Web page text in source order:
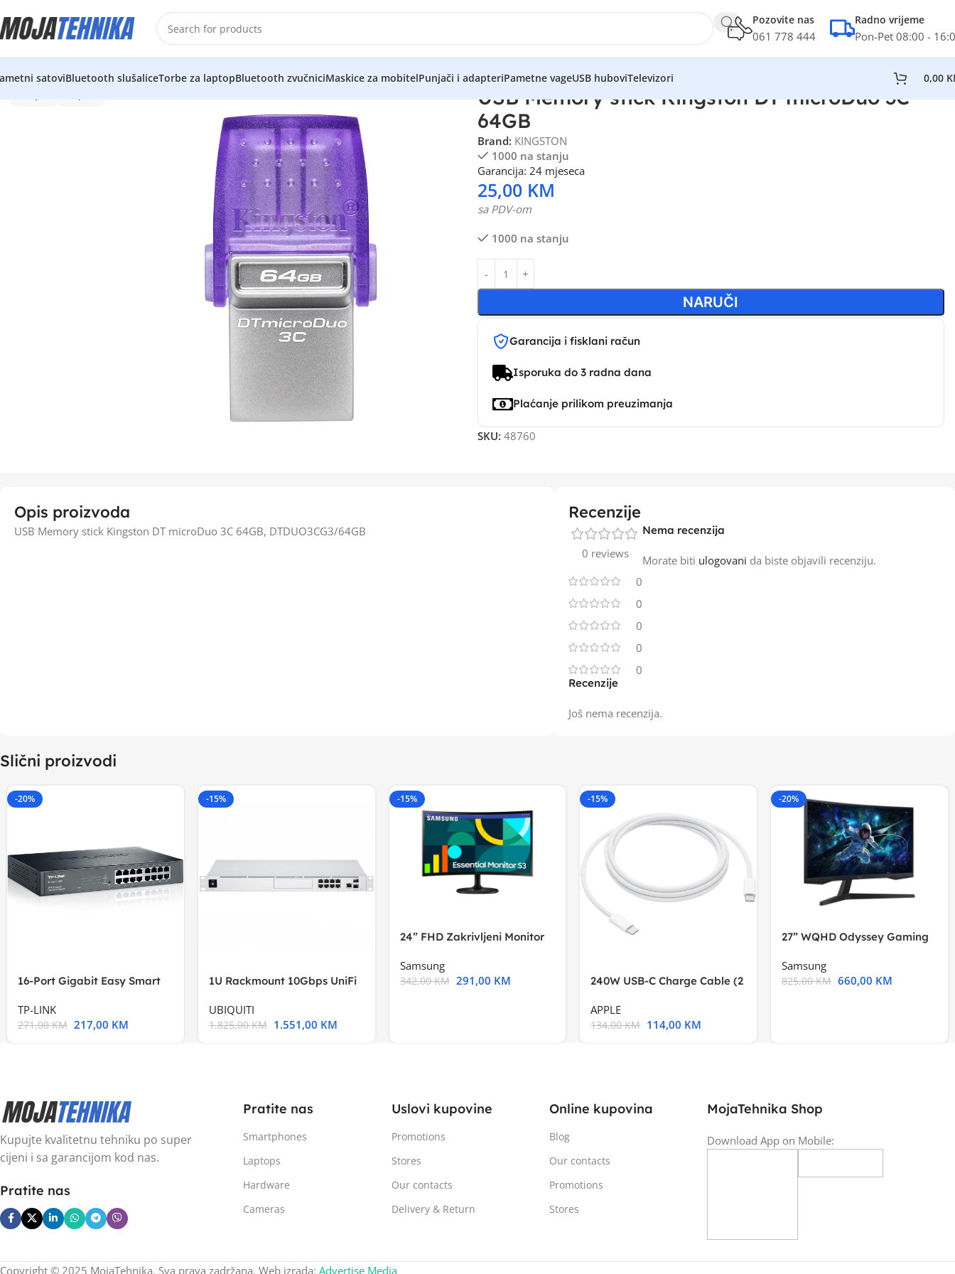
Pozovite nas
061 778 444
Radno vrijeme
Pon-Pet 08:00 -
satoviBluetooth slušaliceTorbe za laptopBluetooth zvučniciMaskice za mobitelPunjači i adapteriPametne vageUSB huboviTelevizori 0,00
USB Memory stick Kingston DT microDuo 3C
64GB
Brand: KINGSTON
1000 na stanju
Garancija: 24 mjeseca
25,00 KM
sa PDV-om
1000 na stanju
NARUČI
Garancija i fisklani račun
Isporuka do 3 radna dana
Plaćanje prilikom preuzimanja
SKU: 48760
Opis proizvoda
USB Memory stick Kingston DT microDuo 3C 64GB, DTDUO3CG3/64GB
Recenzije
0 reviews
0
0
0
0
0
Recenzije
Još nema recenzija.
Nema recenzija
Morate biti ulogovani da biste objavili recenziju.
Slični proizvodi
-20%
16-Port Gigabit Easy Smart
TP-LINK
271,00KM 217,00 KM
-15%
1U Rackmount 10Gbps UniFi
UBIQUITI
1.825,00KM 1.551,00 KM
-15%
24” FHD Zakrivljeni Monitor
Samsung
342,00KM 291,00 KM
-15%
240W USB-C Charge Cable (2
APPLE
134,00KM 114,00 KM
-20%
27” WQHD Odyssey Gaming
Samsung
825,00KM 660,00 KM
Kupujte kvalitetnu tehniku po super
cijeni i sa garancijom kod nas.
Pratite nas
Pratite nas
Smartphones
Laptops
Hardware
Cameras
Uslovi kupovine
Promotions
Stores
Our contacts
Delivery & Return
Online kupovina
Blog
Our contacts
Promotions
Stores
MojaTehnika Shop
Download App on Mobile:
Copyright © 2025 MojaTehnika. Sva prava zadržana. Web izrada: Advertise Media